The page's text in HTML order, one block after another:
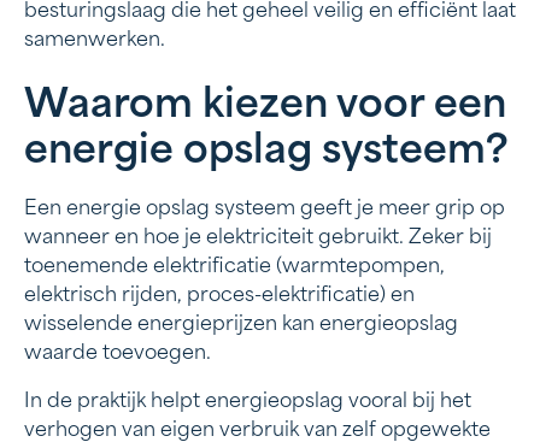
besturingslaag die het geheel veilig en efficiënt laat
samenwerken.
Waarom kiezen voor een
energie opslag systeem?
Een energie opslag systeem geeft je meer grip op
wanneer en hoe je elektriciteit gebruikt. Zeker bij
toenemende elektrificatie (warmtepompen,
elektrisch rijden, proces-elektrificatie) en
wisselende energieprijzen kan energieopslag
waarde toevoegen.
In de praktijk helpt energieopslag vooral bij het
verhogen van eigen verbruik van zelf opgewekte